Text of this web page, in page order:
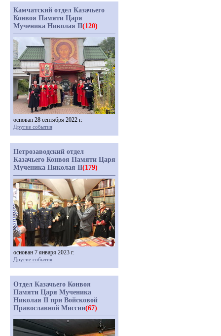
Камчатский отдел Казачьего
Конвоя Памяти Царя
Мученика Николая II(120)
основан 28 сентября 2022 г.
Другие события
Петрозаводский отдел
Казачьего Конвоя Памяти Царя
Мученика Николая II(179)
основан 7 января 2023 г.
Другие события
Отдел Казачьего Конвоя
Памяти Царя Мученика
Николая II при Войсковой
Православной Миссии(67)